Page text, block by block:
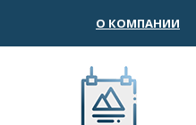
О КОМПАНИИ